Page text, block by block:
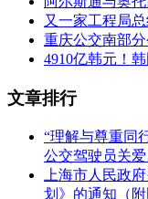
又一家工程局总
重庆公交南部
4910亿韩元！
文章排行
“理解与尊重同
公交驾驶员关
上海市人民政
划》的通知（附